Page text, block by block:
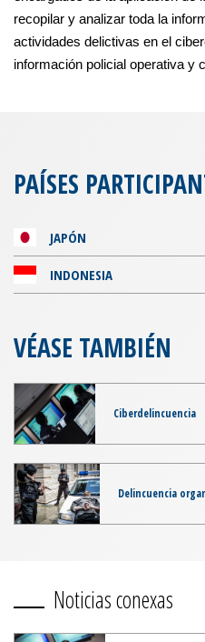
recopilar y analizar toda la
actividades delictivas en el
información policial operativa y
PAÍSES
JAPÓN
INDONESIA
VÉASE TAMBIÉN
Ciberdelincuencia
Delincuencia
Noticias conexas